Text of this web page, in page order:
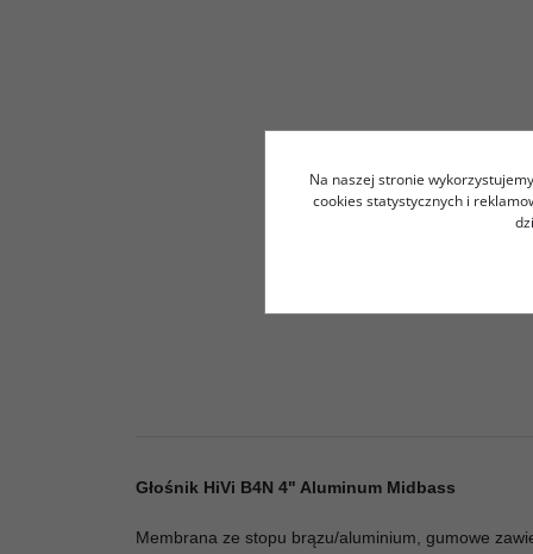
Głośnik HiVi B4N 4" Aluminum Midbass
Membrana ze stopu brązu/aluminium, gumowe
Na naszej stronie
cookies statystycznych i